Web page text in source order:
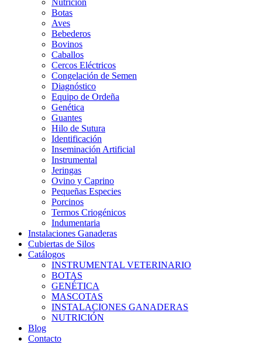
Nutrición
Botas
Aves
Bebederos
Bovinos
Caballos
Cercos Eléctricos
Congelación de Semen
Diagnóstico
Equipo de Ordeña
Genética
Guantes
Hilo de Sutura
Identificación
Inseminación Artificial
Instrumental
Jeringas
Ovino y Caprino
Pequeñas Especies
Porcinos
Termos Criogénicos
Indumentaria
Instalaciones Ganaderas
Cubiertas de Silos
Catálogos
INSTRUMENTAL VETERINARIO
BOTAS
GENÉTICA
MASCOTAS
INSTALACIONES GANADERAS
NUTRICIÓN
Blog
Contacto